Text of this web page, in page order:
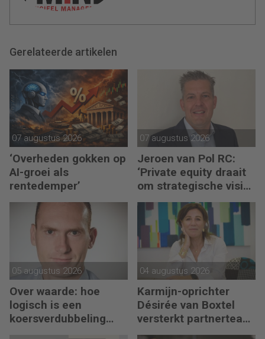
Gerelateerde artikelen
07 augustus 2026
‘Overheden gokken op
AI-groei als
rentedemper’
07 augustus 2026
Jeroen van Pol RC:
‘Private equity draait
om strategische visie
én operational
excellence’
05 augustus 2026
Over waarde: hoe
logisch is een
koersverdubbeling
04 augustus 2026
Karmijn-oprichter
Désirée van Boxtel
versterkt partnerteam
CFO Capabel